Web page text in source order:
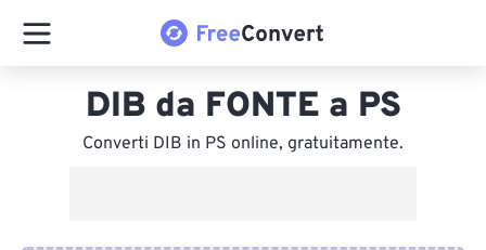
DIB da FONTE a PS
Converti DIB in PS online, gratuitamente.